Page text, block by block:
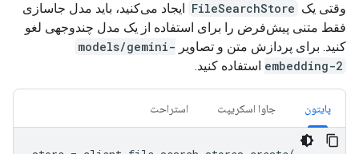
وقتی یک FileSearchStore ایجاد می‌کنید، باید مدل جاسازی
فقط متنی پیش‌فرض را برای استفاده از یک مدل چندوجهی لغو
کنید. برای پردازش متن و تصاویر models/gemini-
embedding-2 استفاده کنید.
پایتون جاوا اسکریپت استراحت